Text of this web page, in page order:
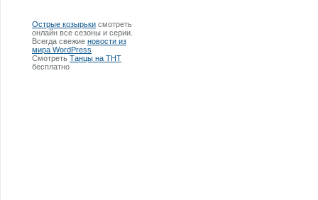
Острые козырьки смотреть
онлайн все сезоны и серии.
Всегда свежие новости из
мира WordPress
Смотреть Танцы на ТНТ
бесплатно